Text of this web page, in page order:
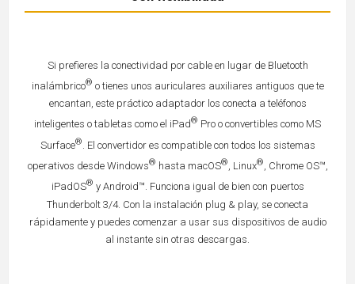
Si prefieres la conectividad por cable en lugar de Bluetooth
inalámbrico® o tienes unos auriculares auxiliares antiguos que te
encantan, este práctico adaptador los conecta a teléfonos
inteligentes o tabletas como el iPad® Pro o convertibles como MS
Surface®
. El convertidor es compatible con todos los sistemas
operativos desde Windows® hasta macOS®, Linux®, Chrome OS™,
iPadOS® y Android™. Funciona igual de bien con puertos
Thunderbolt 3/4. Con la instalación plug & play, se conecta
rápidamente y puedes comenzar a usar sus dispositivos de audio
al instante sin otras descargas.